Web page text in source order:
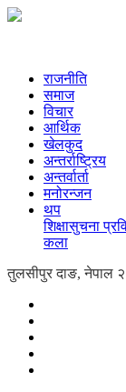
राजनीति
समाज
विचार
आर्थिक
खेलकुद
अन्तर्राष्ट्रिय
अन्तर्वार्ता
मनोरन्जन
थप
शिक्षासुचना
कला
तुलसीपुर दाङ, नेपाल